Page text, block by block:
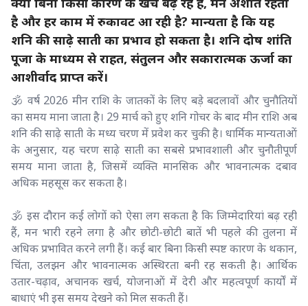
है और हर काम में रुकावट आ रही है? मान्यता है कि यह
शनि की साढ़े साती का प्रभाव हो सकता है। शनि दोष शांति
पूजा के माध्यम से राहत, संतुलन और सकारात्मक ऊर्जा का
आशीर्वाद प्राप्त करें।
🕉️ वर्ष 2026 मीन राशि के जातकों के लिए बड़े बदलावों और चुनौतियों
का समय माना जाता है। 29 मार्च को हुए शनि गोचर के बाद मीन राशि अब
शनि की साढ़े साती के मध्य चरण में प्रवेश कर चुकी है। धार्मिक मान्यताओं
के अनुसार, यह चरण साढ़े साती का सबसे प्रभावशाली और चुनौतीपूर्ण
समय माना जाता है, जिसमें व्यक्ति मानसिक और भावनात्मक दबाव
अधिक महसूस कर सकता है।
🕉️ इस दौरान कई लोगों को ऐसा लग सकता है कि जिम्मेदारियां बढ़ रही
हैं, मन भारी रहने लगा है और छोटी-छोटी बातें भी पहले की तुलना में
अधिक प्रभावित करने लगी हैं। कई बार बिना किसी स्पष्ट कारण के थकान,
चिंता, उलझन और भावनात्मक अस्थिरता बनी रह सकती है। आर्थिक
उतार-चढ़ाव, अचानक खर्च, योजनाओं में देरी और महत्वपूर्ण कार्यों में
बाधाएं भी इस समय देखने को मिल सकती हैं।